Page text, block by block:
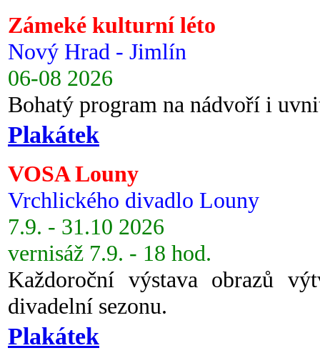
Zámeké kulturní léto
Nový Hrad - Jimlín
06-08 2026
Bohatý program na nádvoří i
Plakátek
VOSA Louny
Vrchlického divadlo Louny
7.9. - 31.10 2026
vernisáž 7.9. - 18 hod.
Každoroční výstava obrazů
divadelní sezonu.
Plakátek